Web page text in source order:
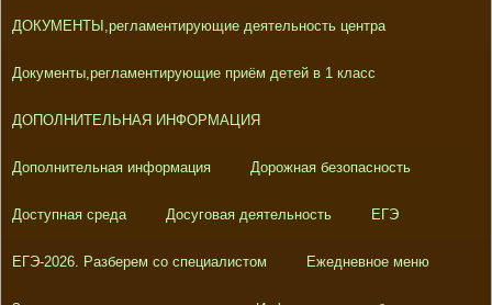
ДОКУМЕНТЫ,регламентирующие деятельность центра
Документы,регламентирующие приём детей в 1 класс
ДОПОЛНИТЕЛЬНАЯ ИНФОРМАЦИЯ
Дополнительная информация Дорожная безопасность
Доступная среда Досуговая деятельность ЕГЭ
ЕГЭ-2026. Разберем со специалистом Ежедневное меню